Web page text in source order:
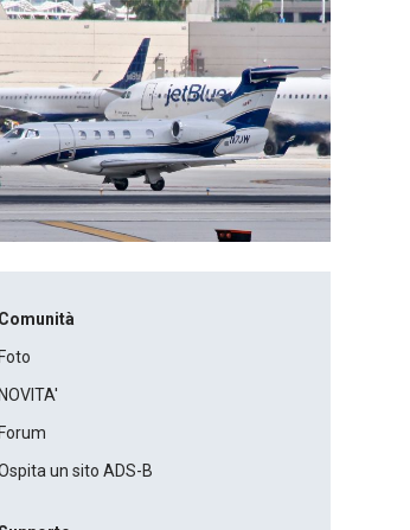
Comunità
Foto
NOVITA'
Forum
un sito ADS-B